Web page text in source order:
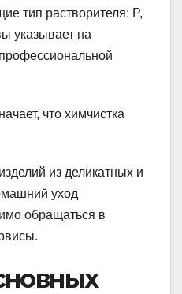
тип растворителя: P,
указывает на
что химчистка
из деликатных и
уход
обращаться в